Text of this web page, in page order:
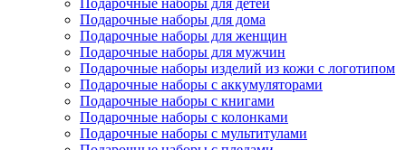
Подарочные наборы для детей
Подарочные наборы для дома
Подарочные наборы для женщин
Подарочные наборы для мужчин
Подарочные наборы изделий из кожи с логотипом
Подарочные наборы с аккумуляторами
Подарочные наборы с книгами
Подарочные наборы с колонками
Подарочные наборы с мультитулами